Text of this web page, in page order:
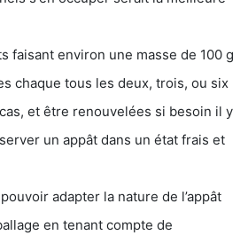
faisant environ une masse de 100 g
chaque tous les deux, trois, ou six
et être renouvelées si besoin il y
un appât dans un état frais et
adapter la nature de l’appât
en tenant compte de